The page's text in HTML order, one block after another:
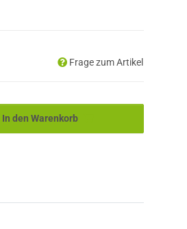
Frage zum Artikel
In den Warenkorb